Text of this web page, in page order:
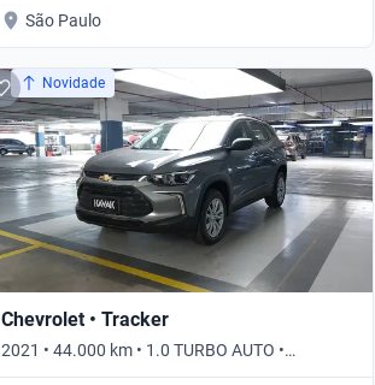
São Paulo
Novidade
Chevrolet • Tracker
2021 • 44.000 km • 1.0 TURBO AUTO •
Automático